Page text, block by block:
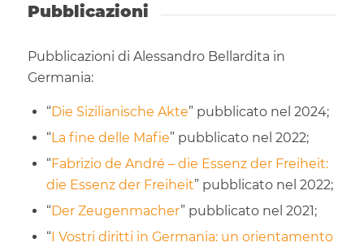
Pubblicazioni
Pubblicazioni di Alessandro Bellardita in
Germania:
“ Die Sizilianische Akte” pubblicato nel 2024;
“ La fine delle Mafie” pubblicato nel 2022;
“ Fabrizio de André – die Essenz der Freiheit:
die Essenz der Freiheit” pubblicato nel 2022;
“ Der Zeugenmacher” pubblicato nel 2021;
“ I Vostri diritti in Germania: un orientamento